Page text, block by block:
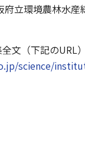
立環境農林水産
文（下記のURL
science/